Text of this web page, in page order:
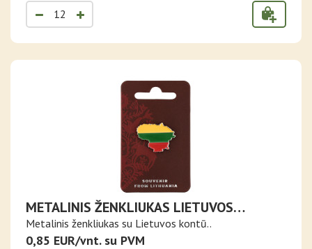
METALINIS ŽENKLIUKAS LIETUVOS
KONTŪRAS SU TRISPALVE
Metalinis ženkliukas su Lietuvos kontū..
0,85 EUR/vnt. su PVM